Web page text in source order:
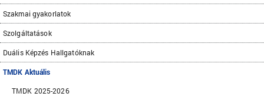
Szakmai gyakorlatok
Szolgáltatások
Duális Képzés Hallgatóknak
TMDK Aktuális
TMDK 2025-2026